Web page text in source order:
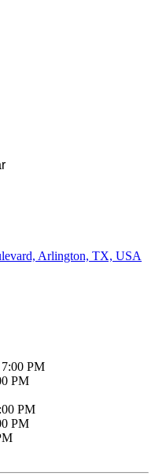
Arlington, TX, USA
PM
PM
PM
PM